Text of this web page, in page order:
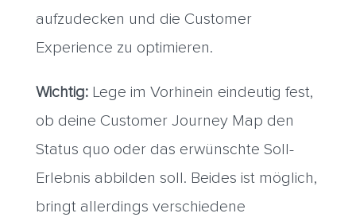
aufzudecken und die Customer
Experience zu optimieren.
Wichtig:Lege im Vorhinein eindeutig fest,
ob deine Customer Journey Map den
Status quo oder das erwünschte Soll-
Erlebnis abbilden soll. Beides ist möglich,
bringt allerdings verschiedene